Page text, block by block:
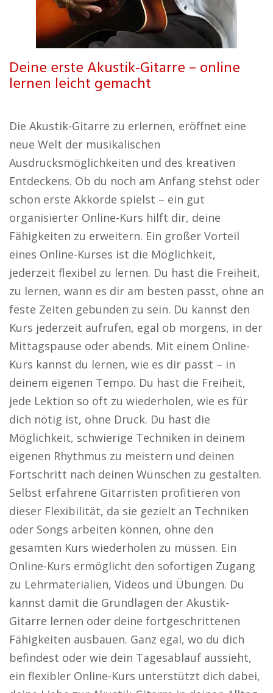
Deine erste Akustik-Gitarre – online
lernen leicht gemacht
Die Akustik-Gitarre zu erlernen, eröffnet eine
neue Welt der musikalischen
Ausdrucksmöglichkeiten und des kreativen
Entdeckens. Ob du noch am Anfang stehst oder
schon erste Akkorde spielst – ein gut
organisierter Online-Kurs hilft dir, deine
Fähigkeiten zu erweitern. Ein großer Vorteil
eines Online-Kurses ist die Möglichkeit,
jederzeit flexibel zu lernen. Du hast die Freiheit,
zu lernen, wann es dir am besten passt, ohne an
feste Zeiten gebunden zu sein. Du kannst den
Kurs jederzeit aufrufen, egal ob morgens, in der
Mittagspause oder abends. Mit einem Online-
Kurs kannst du lernen, wie es dir passt – in
deinem eigenen Tempo. Du hast die Freiheit,
jede Lektion so oft zu wiederholen, wie es für
dich nötig ist, ohne Druck. Du hast die
Möglichkeit, schwierige Techniken in deinem
eigenen Rhythmus zu meistern und deinen
Fortschritt nach deinen Wünschen zu gestalten.
Selbst erfahrene Gitarristen profitieren von
dieser Flexibilität, da sie gezielt an Techniken
oder Songs arbeiten können, ohne den
gesamten Kurs wiederholen zu müssen. Ein
Online-Kurs ermöglicht den sofortigen Zugang
zu Lehrmaterialien, Videos und Übungen. Du
kannst damit die Grundlagen der Akustik-
Gitarre lernen oder deine fortgeschrittenen
Fähigkeiten ausbauen. Ganz egal, wo du dich
befindest oder wie dein Tagesablauf aussieht,
ein flexibler Online-Kurs unterstützt dich dabei,